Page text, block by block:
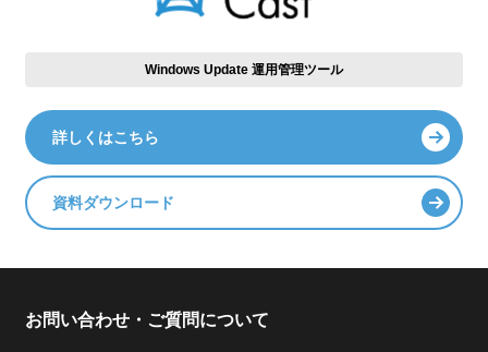
Windows Update 運用管理ツール
詳しくはこちら
資料ダウンロード
お問い合わせ・ご質問について